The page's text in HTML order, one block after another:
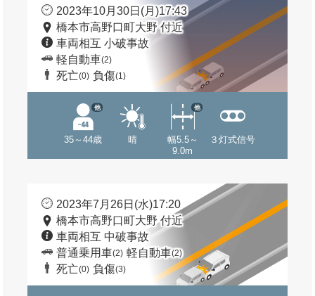
2023年10月30日(月)17:43
橋本市高野口町大野 付近
車両相互 小破事故
軽自動車(2)
死亡(0) 負傷(1)
35～44歳
他
晴
幅5.5～
9.0m
他
３灯式信号
2023年7月26日(水)17:20
橋本市高野口町大野 付近
車両相互 中破事故
普通乗用車(2) 軽自動車(2)
死亡(0) 負傷(3)